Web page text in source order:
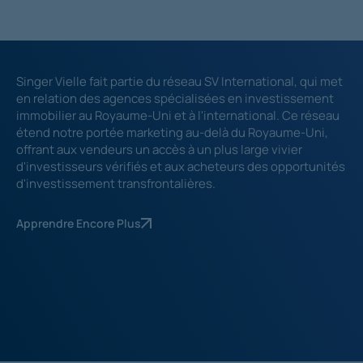
Singer Vielle fait partie du réseau SV International, qui met
en relation des agences spécialisées en investissement
immobilier au Royaume-Uni et à l'international. Ce réseau
étend notre portée marketing au-delà du Royaume-Uni,
offrant aux vendeurs un accès à un plus large vivier
d'investisseurs vérifiés et aux acheteurs des opportunités
d'investissement transfrontalières.
Apprendre Encore Plus